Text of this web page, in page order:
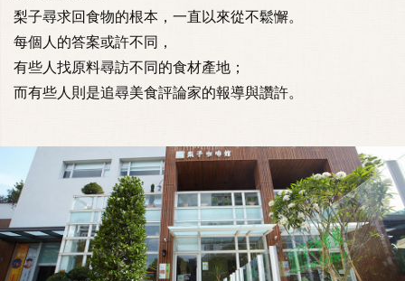
梨子尋求回食物的根本，一直以來從不鬆懈。
每個人的答案或許不同，
有些人找原料尋訪不同的食材產地；
而有些人則是追尋美食評論家的報導與讚許。